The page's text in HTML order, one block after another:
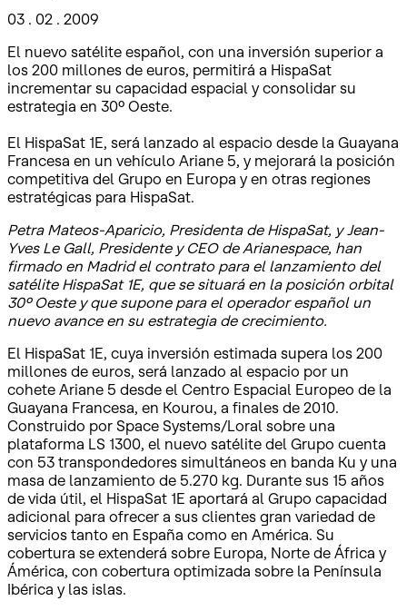
03 . 02 . 2009
El nuevo satélite español, con una inversión superior a
los 200 millones de euros, permitirá a HispaSat
incrementar su capacidad espacial y consolidar su
estrategia en 30º Oeste.
El HispaSat 1E, será lanzado al espacio desde la Guayana
Francesa en un vehículo Ariane 5, y mejorará la posición
competitiva del Grupo en Europa y en otras regiones
estratégicas para HispaSat.
Petra Mateos-Aparicio, Presidenta de HispaSat, y Jean-
Yves Le Gall, Presidente y CEO de Arianespace, han
firmado en Madrid el contrato para el lanzamiento del
satélite HispaSat 1E, que se situará en la posición orbital
30º Oeste y que supone para el operador español un
nuevo avance en su estrategia de crecimiento.
El HispaSat 1E, cuya inversión estimada supera los 200
millones de euros, será lanzado al espacio por un
cohete Ariane 5 desde el Centro Espacial Europeo de la
Guayana Francesa, en Kourou, a finales de 2010.
Construido por Space Systems/Loral sobre una
plataforma LS 1300, el nuevo satélite del Grupo cuenta
con 53 transpondedores simultáneos en banda Ku y una
masa de lanzamiento de 5.270 kg. Durante sus 15 años
de vida útil, el HispaSat 1E aportará al Grupo capacidad
adicional para ofrecer a sus clientes gran variedad de
servicios tanto en España como en América. Su
cobertura se extenderá sobre Europa, Norte de África y
Ámérica, con cobertura optimizada sobre la Península
Ibérica y las islas.